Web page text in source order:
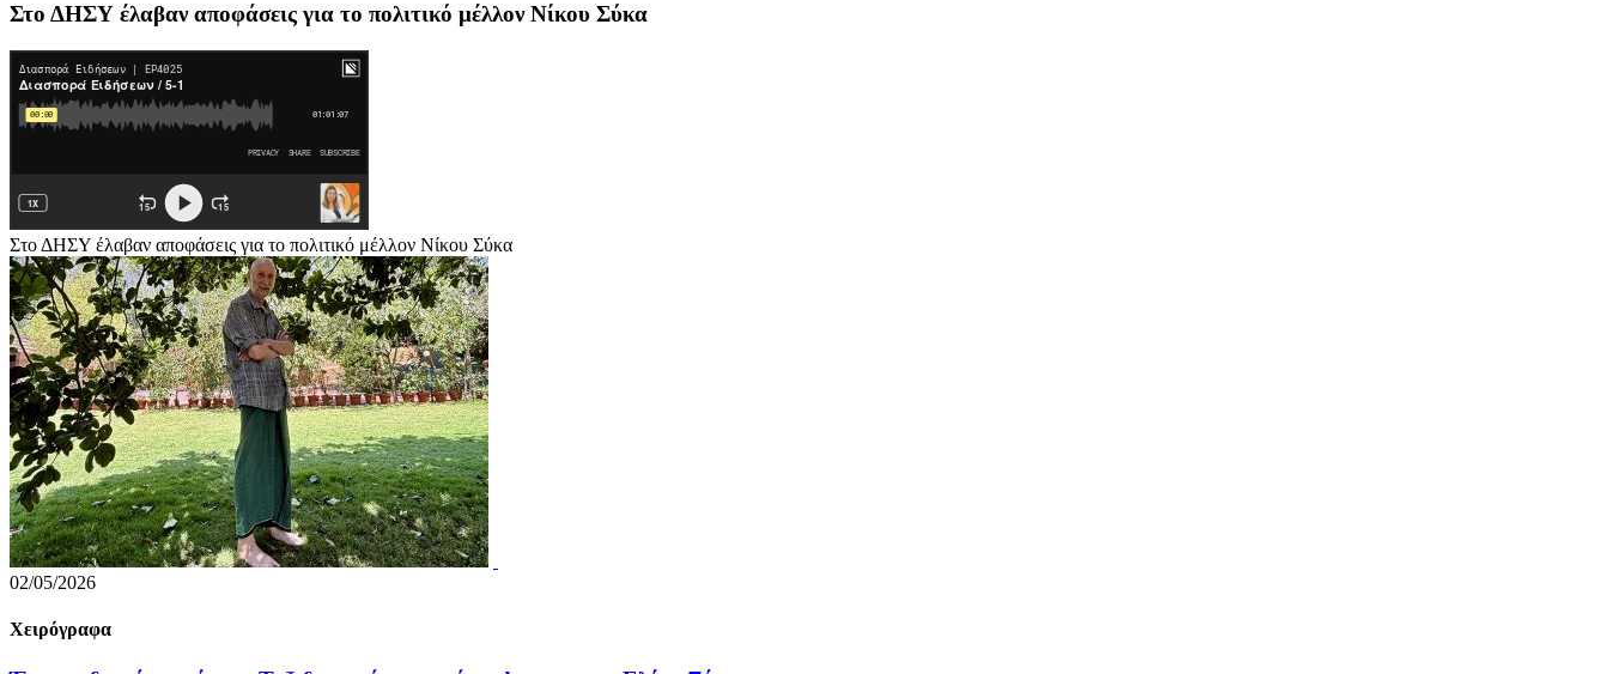
Στο ΔΗΣΥ έλαβαν αποφάσεις για το πολιτικό μέλλον Νίκου Σύκα
Στο ΔΗΣΥ έλαβαν αποφάσεις για το πολιτικό μέλλον Νίκου Σύκα
02/05/2026
Χειρόγραφα